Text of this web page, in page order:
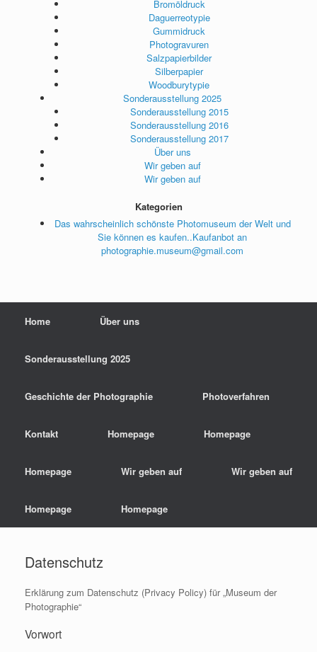
Bromöldruck
Daguerreotypie
Gummidruck
Photogravuren
Salzpapierbilder
Silberpapier
Woodburytypie
Sonderausstellung 2025
Sonderausstellung 2015
Sonderausstellung 2016
Sonderausstellung 2017
Über uns
Wir geben auf
Wir geben auf
Kategorien
Das wahrscheinlich schönste Photomuseum der Welt und
Sie können es kaufen..Kaufanbot an
photographie.museum@gmail.com
Home Über uns
Sonderausstellung 2025
Geschichte der Photographie Photoverfahren
Kontakt Homepage Homepage
Homepage Wir geben auf Wir geben auf
Homepage Homepage
Datenschutz
Erklärung zum Datenschutz (Privacy Policy) für „Museum der
Photographie“
Vorwort